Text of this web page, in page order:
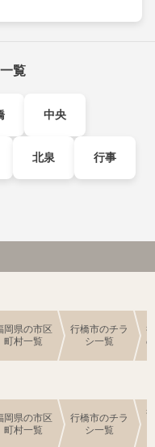
覧
中央
北泉 行事
岡県の市区
町村一覧
行橋市のチラ
シ一覧
岡県の市区
町村一覧
行橋市のチラ
シ一覧